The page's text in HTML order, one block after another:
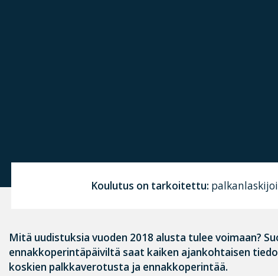
Koulutus on tarkoitettu:
Mitä uudistuksia vuoden 2018 alusta tulee voimaan?
ennakkoperintäpäiviltä saat kaiken ajankohtaisen
koskien palkkaverotusta ja ennakkoperintää.